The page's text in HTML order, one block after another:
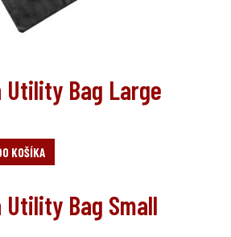
Utility Bag Large
KOŠÍKA
Utility Bag Small